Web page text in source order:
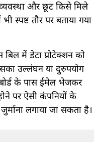
और छूट किसे मिले
स्पष्ट तौर पर बताया गया
में डेटा प्रोटेक्शन को
उल्लंघन या दुरुपयोग
बोर्ड के पास ईमेल भेजकर
पर ऐसी कंपनियों के
लगाया जा सकता है।